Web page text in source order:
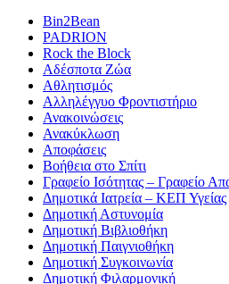
Bin2Bean
PADRION
Rock the Block
Αδέσποτα Ζώα
Αθλητισμός
Αλληλέγγυο Φροντιστήριο
Ανακοινώσεις
Ανακύκλωση
Αποφάσεις
Βοήθεια στο Σπίτι
Γραφείο Ισότητας – Γραφείο
Δημοτικά Ιατρεία – ΚΕΠ Υγείας
Δημοτική Αστυνομία
Δημοτική Βιβλιοθήκη
Δημοτική Παιγνιοθήκη
Δημοτική Συγκοινωνία
Δημοτική Φιλαρμονική